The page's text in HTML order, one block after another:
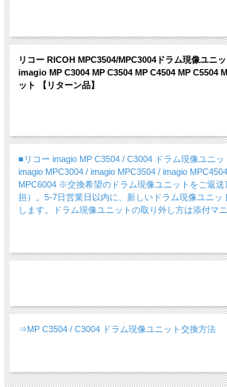
リコー RICOH MPC3504/MPC3004ドラム現像ユニ
imagio MP C3004 MP C3504 MP C4504 MP C5504
ット 【リターン品】
■リコー imagio MP C3504 / C3004 ドラム現像ユニ
imagio MPC3004 / imagio MPC3504 / imagio
MPC6004 ※交換希望のドラム現像ユニットをご返
担）。5-7日営業日以内に、新しいドラム現像ユニッ
します。ドラム現像ユニットの取り外し方は添付マ
⇒MP C3504 / C3004 ドラム現像ユニット交換方法